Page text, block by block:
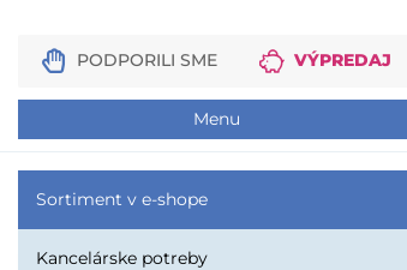
PODPORILI SME VÝPREDAJ
Menu
Sortiment v e-shope
Kancelárske potreby